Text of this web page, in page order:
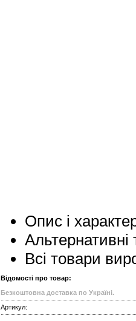
Опис і
Альтернативні
Всі товари
Відомості про товар:
Безкоштовна доставка по Україні.
Артикул: